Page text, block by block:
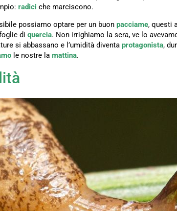
radici che marciscono.
possiamo optare per un buon pacciame, questi
di quercia. Non irrighiamo la sera, ve lo
si abbassano e l’umidità diventa protagonista,
le nostre la mattina.